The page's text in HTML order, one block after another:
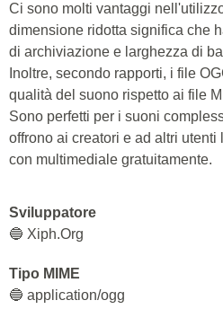
Ci sono molti vantaggi
dimensione ridotta significa che
di archiviazione e larghezza di
Inoltre, secondo rapporti, i file
qualità del suono rispetto ai file
Sono perfetti per i suoni
offrono ai creatori e ad altri
con multimediale gratuitamente.
Sviluppatore
🔵 Xiph.Org
Tipo MIME
🔵 application/ogg